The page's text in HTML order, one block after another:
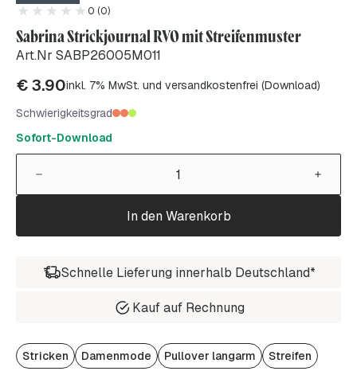
0 (0)
Sabrina Strickjournal RVO mit Streifenmuster
Art.Nr SABP26005M011
€3.90inkl. 7% MwSt. und versandkostenfrei (Download)
Schwierigkeitsgrad
Sofort-Download
In den Warenkorb
Schnelle Lieferung innerhalb Deutschland*
Kauf auf Rechnung
Stricken Damenmode Pullover langarm Streifen